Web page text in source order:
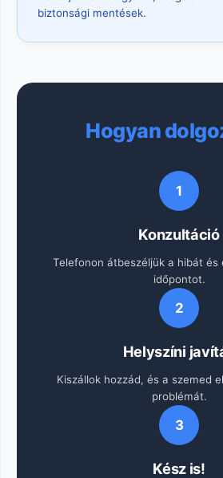
biztonsági mentések.
Hogyan
1
Konzultáció
Telefonon átbeszéljük a hibát és
időpontot.
2
Helyszíni
Kiszállok hozzád, és a szemed
problémát.
3
Kész is!